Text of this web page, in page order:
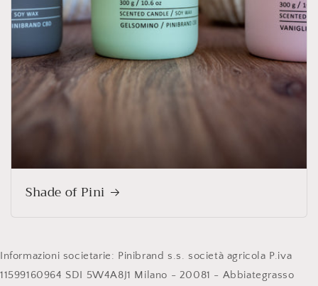
Shade of Pini
Informazioni societarie: Pinibrand s.s. società agricola P.iva
11599160964 SDI 5W4A8J1 Milano - 20081 - Abbiategrasso